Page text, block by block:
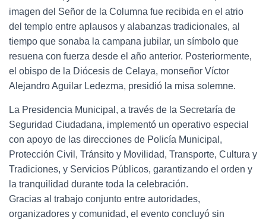
imagen del Señor de la Columna fue recibida en el atrio
del templo entre aplausos y alabanzas tradicionales, al
tiempo que sonaba la campana jubilar, un símbolo que
resuena con fuerza desde el año anterior. Posteriormente,
el obispo de la Diócesis de Celaya, monseñor Víctor
Alejandro Aguilar Ledezma, presidió la misa solemne.
La Presidencia Municipal, a través de la Secretaría de
Seguridad Ciudadana, implementó un operativo especial
con apoyo de las direcciones de Policía Municipal,
Protección Civil, Tránsito y Movilidad, Transporte, Cultura y
Tradiciones, y Servicios Públicos, garantizando el orden y
la tranquilidad durante toda la celebración.
Gracias al trabajo conjunto entre autoridades,
organizadores y comunidad, el evento concluyó sin